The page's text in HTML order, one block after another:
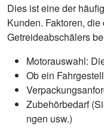
Dies ist eine der
Kunden. Faktoren,
Getreideabschälers
Motorauswahl:
Ob ein
Zubehörbedarf
ngen usw.)